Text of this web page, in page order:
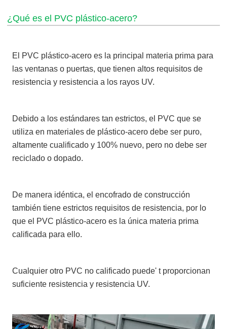
¿Qué es el PVC plástico-acero?
El PVC plástico-acero es la principal materia prima para
las ventanas o puertas, que tienen altos requisitos de
resistencia y resistencia a los rayos UV.
Debido a los estándares tan estrictos, el PVC que se
utiliza en materiales de plástico-acero debe ser puro,
altamente cualificado y 100% nuevo, pero no debe ser
reciclado o dopado.
De manera idéntica, el encofrado de construcción
también tiene estrictos requisitos de resistencia, por lo
que el PVC plástico-acero es la única materia prima
calificada para ello.
Cualquier otro PVC no calificado puede' t proporcionan
suficiente resistencia y resistencia UV.